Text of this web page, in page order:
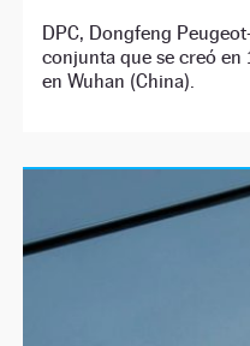
DPC, Dongfeng
conjunta que se creó en
en Wuhan (China).